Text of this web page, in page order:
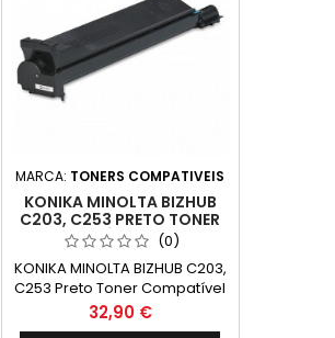
MARCA: TONERS COMPATIVEIS
KONIKA MINOLTA BIZHUB
C203, C253 PRETO TONER
COMPATÍVEL TN-213K
(0)
KONIKA MINOLTA BIZHUB C203,
C253 Preto Toner Compatível
TN-213K, TN213K Compatível
com: KONIKA MINOLTA BIZHUB
Preço
32,90 €